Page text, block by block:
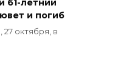
61-летний
и погиб
октября, в